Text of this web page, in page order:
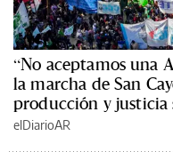
“No aceptamos una
la marcha de San
producción y justicia
elDiarioAR